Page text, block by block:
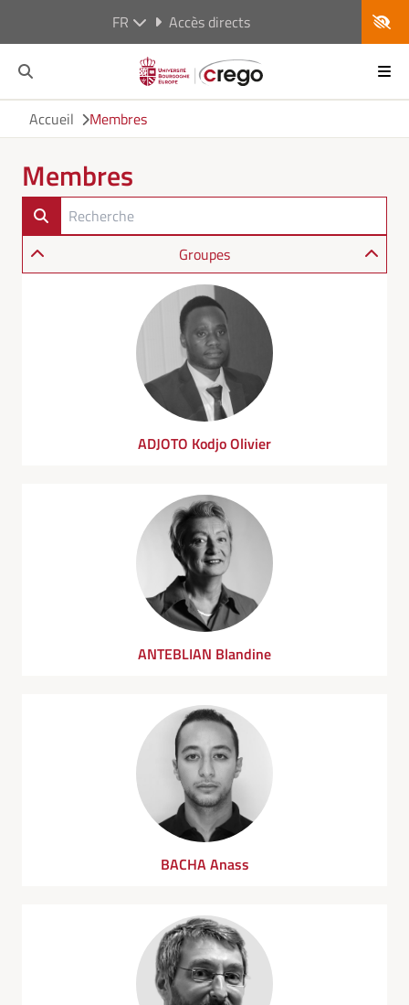
FR Accès directs
Accueil Membres
Membres
Groupes
ADJOTO Kodjo Olivier
ANTEBLIAN Blandine
BACHA Anass